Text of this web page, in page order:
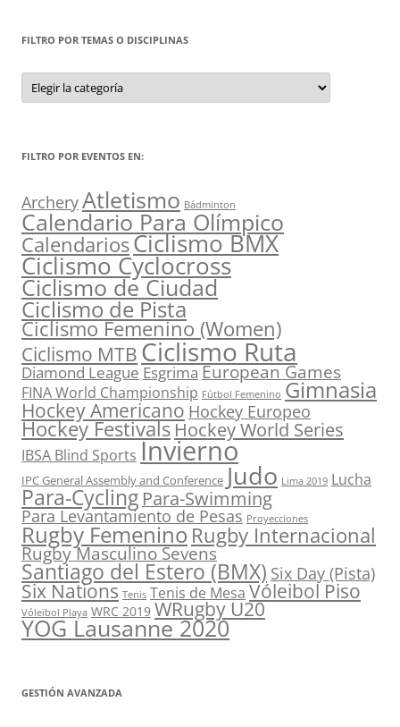
FILTRO POR TEMAS O DISCIPLINAS
Filtro
por
Temas
FILTRO POR EVENTOS EN:
ArcheryAtletismo Bádminton
Calendario Para Olímpico
CalendariosCiclismo BMX
Ciclismo Cyclocross
Ciclismo de Ciudad
Ciclismo de Pista
Ciclismo Femenino (Women)
Ciclismo MTBCiclismo Ruta
Diamond League EsgrimaEuropean Games
FINA World Championship Fútbol Femenino Gimnasia
Hockey Americano Hockey Europeo
Hockey FestivalsHockey World Series
IBSA Blind Sports Invierno
IPC General Assembly and Conference Judo Lima 2019 Lucha
Para-Cycling Para-Swimming
Para Levantamiento de Pesas Proyecciones
Rugby FemeninoRugby Internacional
Rugby Masculino Sevens
Santiago del Estero (BMX) Six Day (Pista)
Six Nations Tenis Tenis de Mesa Vóleibol Piso
Vóleibol Playa WRC 2019 WRugby U20
YOG Lausanne 2020
GESTIÓN AVANZADA